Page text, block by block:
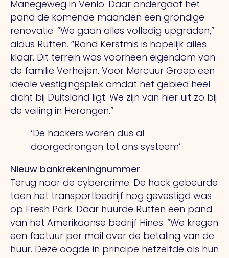
Manegeweg in Venlo. Daar ondergaat het
pand de komende maanden een grondige
renovatie. “We gaan alles volledig upgraden,”
aldus Rutten. “Rond Kerstmis is hopelijk alles
klaar. Dit terrein was voorheen eigendom van
de familie Verheijen. Voor Mercuur Groep een
ideale vestigingsplek omdat het gebied heel
dicht bij Duitsland ligt. We zijn van hier uit zo bij
de veiling in Herongen.”
‘De hackers waren dus al
doorgedrongen tot ons systeem’
Nieuw bankrekeningnummer
Terug naar de cybercrime. De hack gebeurde
toen het transportbedrijf nog gevestigd was
op Fresh Park. Daar huurde Rutten een pand
van het Amerikaanse bedrijf Hines. “We kregen
een factuur per mail over de betaling van de
huur. Deze oogde in principe hetzelfde als hun